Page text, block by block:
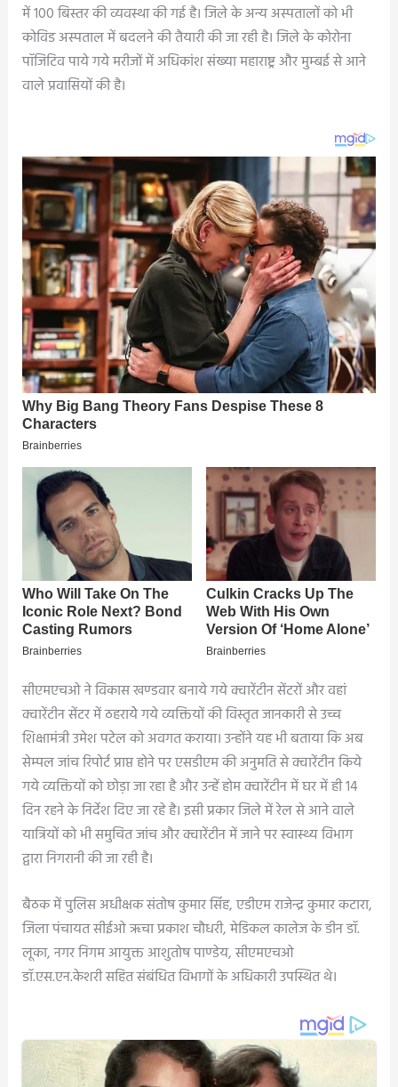
में 100 बिस्तर की व्यवस्था की गई है। जिले के अन्य अस्पतालों को भी
कोविड अस्पताल में बदलने की तैयारी की जा रही है। जिले के कोरोना
पॉजिटिव पाये गये मरीजों में अधिकांश संख्या महाराष्ट्र और मुम्बई से आने
वाले प्रवासियों की है।
सीएमएचओ ने विकास खण्डवार बनाये गये क्वारेंटीन सेंटरों और वहां
क्वारेंटीन सेंटर में ठहरायेे गये व्यक्तियों की विस्तृत जानकारी से उच्च
शिक्षामंत्री उमेश पटेल को अवगत कराया। उन्होंने यह भी बताया कि अब
सेम्पल जांच रिपोर्ट प्राप्त होने पर एसडीएम की अनुमति से क्वारेंटीन किये
गये व्यक्तियों को छोड़ा जा रहा है और उन्हें होम क्वारेंटीन में घर में ही 14
दिन रहने के निर्देश दिए जा रहे है। इसी प्रकार जिले में रेल से आने वाले
यात्रियों को भी समुचित जांच और क्वारेंटीन में जाने पर स्वास्थ्य विभाग
द्वारा निगरानी की जा रही है।
बैठक में पुलिस अधीक्षक संतोष कुमार सिंह, एडीएम राजेन्द्र कुमार कटारा,
जिला पंचायत सीईओ ऋचा प्रकाश चौधरी, मेडिकल कालेज के डीन डॉ.
लूका, नगर निगम आयुक्त आशुतोष पाण्डेय, सीएमएचओ
डॉ.एस.एन.केशरी सहित संबंधित विभागों के अधिकारी उपस्थित थे।